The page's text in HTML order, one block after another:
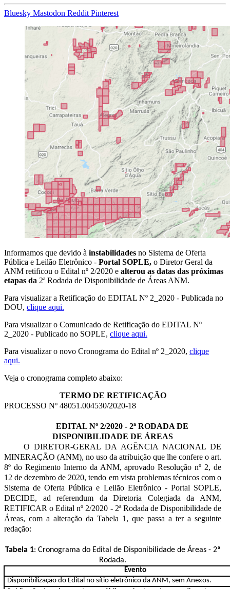
Bluesky Mastodon Reddit Pinterest
Informamos que devido à instabilidades no Sistema de Oferta
Pública e Leilão Eletrônico - Portal SOPLE, o Diretor Geral da
ANM retificou o Edital nº 2/2020 e alterou as datas das próximas
etapas da 2ª Rodada de Disponibilidade de Áreas ANM.
Para visualizar a Retificação do EDITAL Nº 2_2020 - Publicada no
DOU, clique aqui.
Para visualizar o Comunicado de Retificação do EDITAL Nº
2_2020 - Publicado no SOPLE, clique aqui.
Para visualizar o novo Cronograma do Edital nº 2_2020, clique
aqui.
Veja o cronograma completo abaixo:
TERMO DE RETIFICAÇÃO
PROCESSO Nº 48051.004530/2020-18
EDITAL Nº 2/2020 - 2ª RODADA DE
DISPONIBILIDADE DE ÁREAS
O DIRETOR-GERAL DA AGÊNCIA NACIONAL DE
MINERAÇÃO (ANM), no uso da atribuição que lhe confere o art.
8º do Regimento Interno da ANM, aprovado Resolução nº 2, de
12 de dezembro de 2020, tendo em vista problemas técnicos com o
Sistema de Oferta Pública e Leilão Eletrônico - Portal SOPLE,
DECIDE, ad referendum da Diretoria Colegiada da ANM,
RETIFICAR o Edital nº 2/2020 - 2ª Rodada de Disponibilidade de
Áreas, com a alteração da Tabela 1, que passa a ter a seguinte
redação:
Tabela 1: Cronograma do Edital de Disponibilidade de Áreas - 2ª
Rodada.
Evento
Disponibilização do Edital no sítio eletrônico da ANM, sem Anexos.